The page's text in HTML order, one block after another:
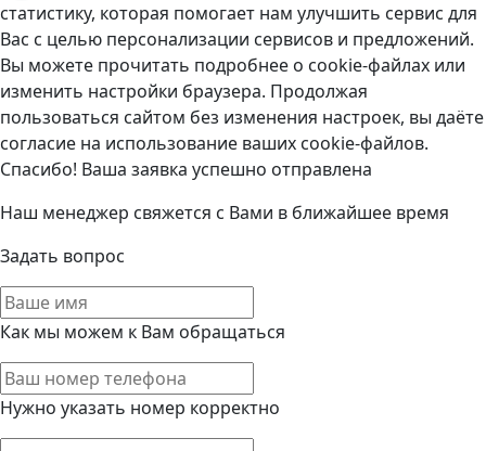
статистику, которая помогает нам улучшить сервис для
Вас с целью персонализации сервисов и предложений.
Вы можете прочитать подробнее о cookie-файлах или
изменить настройки браузера. Продолжая
пользоваться сайтом без изменения настроек, вы даёте
согласие на использование ваших cookie-файлов.
Спасибо! Ваша заявка успешно отправлена
Наш менеджер свяжется с Вами в ближайшее время
Задать вопрос
Как мы можем к Вам обращаться
Нужно указать номер корректно